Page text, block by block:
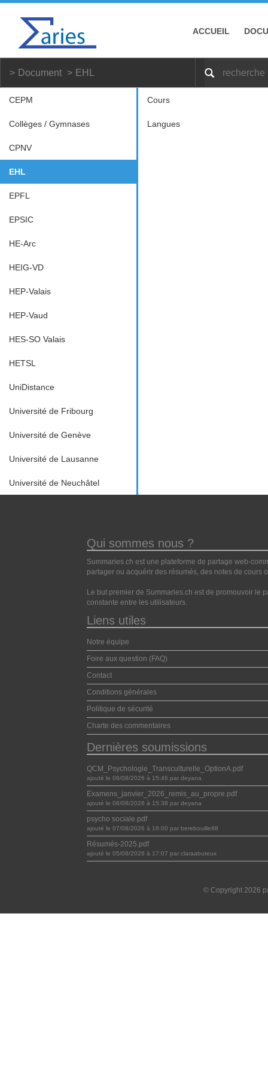
ACCUEIL
Document EHL
CEPM
Collèges / Gymnases
CPNV
EHL
EPFL
EPSIC
HE-Arc
HEIG-VD
HEP-Valais
HEP-Vaud
HES-SO Valais
HETSL
UniDistance
Université de Fribourg
Université de Genève
Université de Lausanne
Université de Neuchâtel
Cours
Langues
Qui sommes nous ?
Summaries.ch est une plateforme de partage web-
partager ou acquérir des résumés, des notes de cours
Le but premier de Summaries.ch est de promouvoir le
constante entre les utilisateurs.
Liens utiles
Notre équipe
Foire aux question (FAQ)
Contact
Conditions générales
Politique de sécurité
Charte des commentaires
Dernières soumissions
QCM_Psychologie_Transculturelle_OptionA.pdf
ajouté le 08/08/2026 à 15:46 par deyana
Examens_janvier_2026_remis_au_propre.pdf
ajouté le 08/08/2026 à 15:38 par deyana
psycho sociale.pdf
ajouté le 07/08/2026 à 16:00 par berebouille88
Résumés-2025.pdf
ajouté le 05/08/2026 à 17:07 par claraabuteux
© Copyright 2026